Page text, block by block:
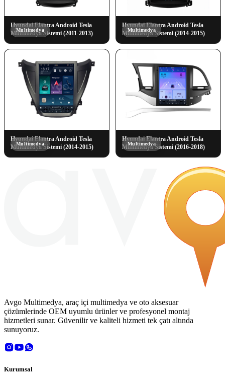
Hyundai Elantra Android Tesla
Multimedya Sistemi (2011-2013)
Multimedya
Hyundai Elantra Android Tesla
Multimedya Sistemi (2014-2015)
Multimedya
Hyundai Elantra Android Tesla
Multimedya Sistemi (2014-2015)
Multimedya
Hyundai Elantra Android Tesla
Multimedya Sistemi (2016-2018)
Multimedya
Avgo Multimedya, araç içi multimedya ve oto aksesuar
çözümlerinde OEM uyumlu ürünler ve profesyonel montaj
hizmetleri sunar. Güvenilir ve kaliteli hizmeti tek çatı altında
sunuyoruz.
Kurumsal